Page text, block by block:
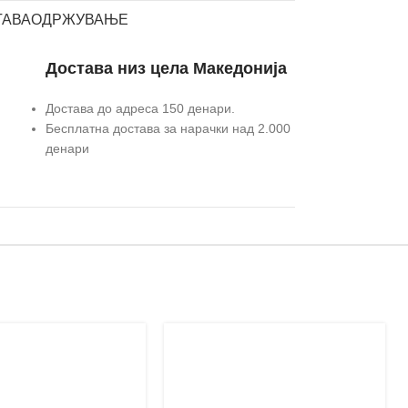
ОДРЖУВАЊЕ
Достава низ цела Македонија
Достава до адреса 150 денари.
Бесплатна достава за нарачки над 2.000
денари